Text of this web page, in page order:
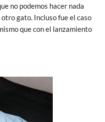
no podemos hacer nada
gato. Incluso fue el caso
que con el lanzamiento